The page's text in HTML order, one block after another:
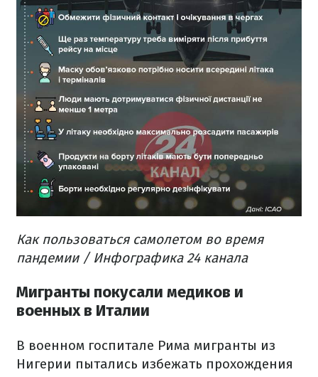
Как пользоваться самолетом во время
пандемии / Инфографика 24 канала
Мигранты покусали медиков и
военных в Италии
В военном госпитале Рима мигранты из
Нигерии пытались избежать прохождения